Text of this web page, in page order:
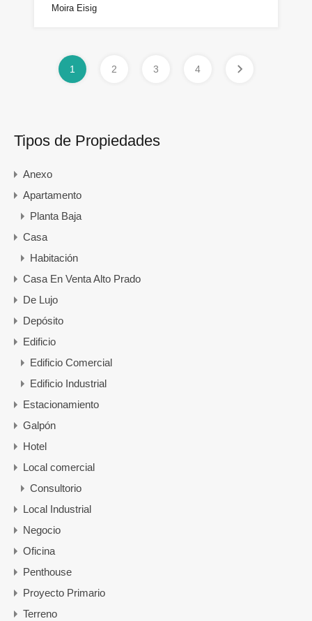
Moira Eisig
1 2 3 4
Tipos de Propiedades
Anexo
Apartamento
Planta Baja
Casa
Habitación
Casa En Venta Alto Prado
De Lujo
Depósito
Edificio
Edificio Comercial
Edificio Industrial
Estacionamiento
Galpón
Hotel
Local comercial
Consultorio
Local Industrial
Negocio
Oficina
Penthouse
Proyecto Primario
Terreno